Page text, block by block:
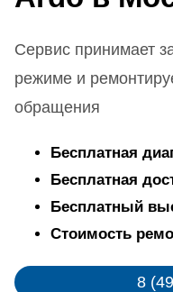
Сервис принимает
режиме и
обращения
Бесплатная
Бесплатная
Бесплатный
Стоимость
8